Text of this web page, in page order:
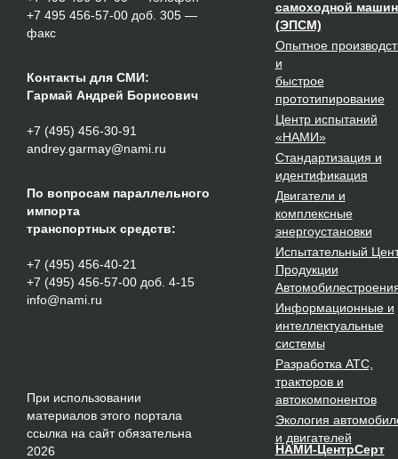
+7 495 456-57-00 доб. 305 —
факс
Контакты для СМИ:
Гармай Андрей Борисович
+7 (495) 456-30-91
andrey.garmay@nami.ru
По вопросам параллельного
импорта
транспортных средств:
+7 (495) 456-40-21
+7 (495) 456-57-00 доб. 4-15
info@nami.ru
При использовании
материалов этого портала
ссылка на сайт обязательна
2026
самоходной
(ЭПСМ)
Опытное
и
быстрое
прототипирование
Центр испытаний
«НАМИ»
Стандартизация и
идентификация
Двигатели и
комплексные
энергоустановки
Испытательный
Продукции
Информационные и
интеллектуальные
системы
Разработка АТС,
тракторов и
автокомпонентов
Экология
и двигателей
НАМИ-ЦентрСерт